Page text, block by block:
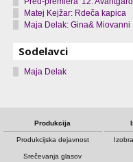
Matej Kejžar: Rdeča kapica
Maja Delak: Gina& Miovanni
Sodelavci
Maja Delak
Produkcija
Produkcijska dejavnost
Srečevanja glasov